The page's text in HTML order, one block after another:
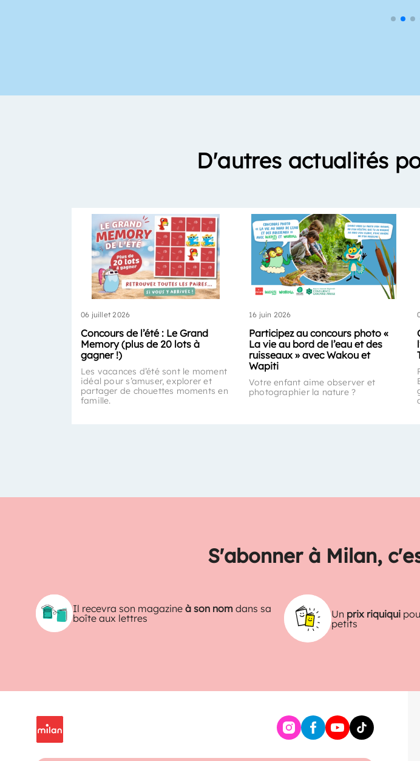
D'autres actualités
06 juillet 2026
Concours de l’été : Le Grand
Memory (plus de 20 lots à
gagner !)
Les vacances d’été sont le moment
idéal pour s’amuser, explorer et
partager de chouettes moments en
famille.
16 juin 2026
Participez au concours photo «
La vie au bord de l’eau et des
ruisseaux » avec Wakou et
Wapiti
Votre enfant aime observer et
photographier la nature ?
S'abonner à Milan,
Il recevra son magazineà son nom dans sa
boîte aux lettres
Un prix riquiqui
petits